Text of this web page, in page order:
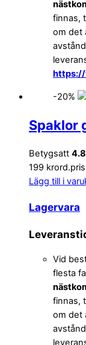
finnas,
om det
https://
-20%
Spaklor
Betygsatt
199 kr
Lägg till i
Lagervara
Vid
flesta
finnas,
om det